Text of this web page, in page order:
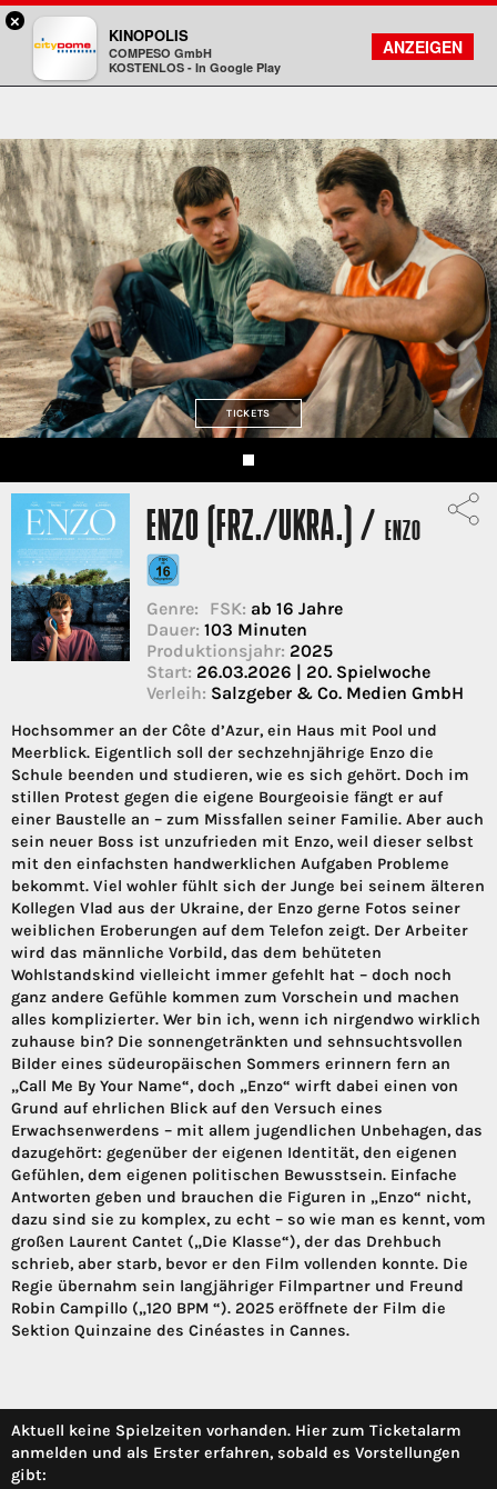
Kinopolis
FILMSUCHE
KONTO
TICKETS
ENZO (FRZ./UKRA.) / ENZO
Genre: FSK: ab 16 Jahre
Dauer: 103 Minuten
Produktionsjahr: 2025
Start: 26.03.2026 | 20. Spielwoche
Verleih: Salzgeber & Co. Medien GmbH
Hochsommer an der Côte d’Azur, ein Haus mit Pool und
Meerblick. Eigentlich soll der sechzehnjährige Enzo die
Schule beenden und studieren, wie es sich gehört. Doch im
stillen Protest gegen die eigene Bourgeoisie fängt er auf
einer Baustelle an – zum Missfallen seiner Familie. Aber auch
sein neuer Boss ist unzufrieden mit Enzo, weil dieser selbst
mit den einfachsten handwerklichen Aufgaben Probleme
bekommt. Viel wohler fühlt sich der Junge bei seinem älteren
Kollegen Vlad aus der Ukraine, der Enzo gerne Fotos seiner
weiblichen Eroberungen auf dem Telefon zeigt. Der Arbeiter
wird das männliche Vorbild, das dem behüteten
Wohlstandskind vielleicht immer gefehlt hat – doch noch
ganz andere Gefühle kommen zum Vorschein und machen
alles komplizierter. Wer bin ich, wenn ich nirgendwo wirklich
zuhause bin? Die sonnengetränkten und sehnsuchtsvollen
Bilder eines südeuropäischen Sommers erinnern fern an
„Call Me By Your Name“, doch „Enzo“ wirft dabei einen von
Grund auf ehrlichen Blick auf den Versuch eines
Erwachsenwerdens – mit allem jugendlichen Unbehagen, das
dazugehört: gegenüber der eigenen Identität, den eigenen
Gefühlen, dem eigenen politischen Bewusstsein. Einfache
Antworten geben und brauchen die Figuren in „Enzo“ nicht,
dazu sind sie zu komplex, zu echt – so wie man es kennt, vom
großen Laurent Cantet („Die Klasse“), der das Drehbuch
schrieb, aber starb, bevor er den Film vollenden konnte. Die
Regie übernahm sein langjähriger Filmpartner und Freund
Robin Campillo („120 BPM “). 2025 eröffnete der Film die
Sektion Quinzaine des Cinéastes in Cannes.
Aktuell keine Spielzeiten vorhanden. Hier zum Ticketalarm
anmelden und als Erster erfahren, sobald es Vorstellungen
gibt:
×
KINOPOLIS
COMPESO GmbH
KOSTENLOS - In Google Play
ANZEIGEN